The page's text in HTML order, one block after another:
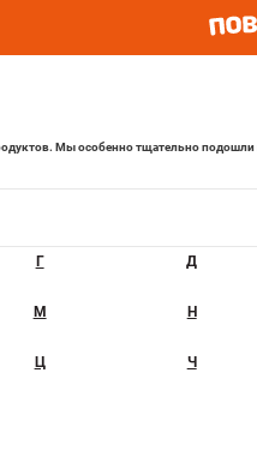
Мы особенно тщательно
Г Д
М Н
Ц Ч